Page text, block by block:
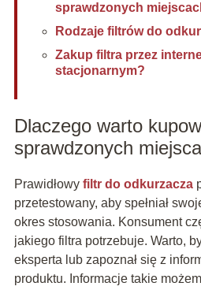
sprawdzonych
Rodzaje filtrów do
Zakup filtra przez
stacjonarnym?
Dlaczego warto
sprawdzonych
Prawidłowy filtr do odkurzacza
przetestowany, aby spełniał
okres stosowania. Konsument
jakiego filtra potrzebuje. Warto,
eksperta lub zapoznał się z
produktu. Informacje takie